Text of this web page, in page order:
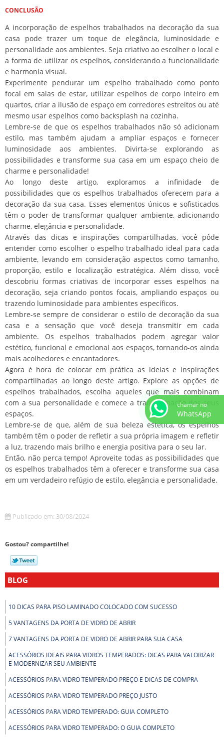
CONCLUSÃO
A incorporação de espelhos trabalhados na decoração da sua
casa pode trazer um toque de elegância, luminosidade e
personalidade aos ambientes. Seja criativo ao escolher o local e
a forma de utilizar os espelhos, considerando a funcionalidade
e harmonia visual.
Experimente pendurar um espelho trabalhado como ponto
focal em salas de estar, utilizar espelhos de corpo inteiro em
quartos, criar a ilusão de espaço em corredores estreitos ou até
mesmo usar espelhos como backsplash na cozinha.
Lembre-se de que os espelhos trabalhados não só adicionam
estilo, mas também ajudam a ampliar espaços e fornecer
luminosidade aos ambientes. Divirta-se explorando as
possibilidades e transforme sua casa em um espaço cheio de
charme e personalidade!
Ao longo deste artigo, exploramos a infinidade de
possibilidades que os espelhos trabalhados oferecem para a
decoração da sua casa. Esses elementos únicos e sofisticados
têm o poder de transformar qualquer ambiente, adicionando
charme, elegância e personalidade.
Através das dicas e inspirações compartilhadas, você pôde
entender como escolher o espelho trabalhado ideal para cada
ambiente, levando em consideração aspectos como tamanho,
proporção, estilo e localização estratégica. Além disso, você
descobriu formas criativas de incorporar esses espelhos na
decoração, seja criando pontos focais, ampliando espaços ou
trazendo luminosidade para ambientes específicos.
Lembre-se sempre de considerar o estilo de decoração da sua
casa e a sensação que você deseja transmitir em cada
ambiente. Os espelhos trabalhados podem agregar valor
estético, funcional e emocional aos espaços, tornando-os ainda
mais acolhedores e encantadores.
Agora é hora de colocar em prática as ideias e inspirações
compartilhadas ao longo deste artigo. Explore as opções de
espelhos trabalhados, escolha aqueles que mais combinam
com a sua personalidade e comece a transformação dos seus
espaços.
Lembre-se de que, além de sua beleza estética, os espelhos
também têm o poder de refletir a sua própria imagem e refletir
a luz, trazendo mais brilho e energia positiva para o seu lar.
Então, não perca tempo! Aproveite todas as possibilidades que
os espelhos trabalhados têm a oferecer e transforme sua casa
em um verdadeiro refúgio de estilo, elegância e personalidade.
Publicado em: 30/08/2024
Gostou? compartilhe!
BLOG
10 DICAS PARA PISO LAMINADO COLOCADO COM SUCESSO
5 VANTAGENS DA PORTA DE VIDRO DE ABRIR
7 VANTAGENS DA PORTA DE VIDRO DE ABRIR PARA SUA CASA
ACESSÓRIOS IDEAIS PARA VIDROS TEMPERADOS: DICAS PARA VALORIZAR
E MODERNIZAR SEU AMBIENTE
ACESSÓRIOS PARA VIDRO TEMPERADO PREÇO E DICAS DE COMPRA
ACESSÓRIOS PARA VIDRO TEMPERADO PREÇO JUSTO
ACESSÓRIOS PARA VIDRO TEMPERADO: GUIA COMPLETO
ACESSÓRIOS PARA VIDRO TEMPERADO: O GUIA COMPLETO
chamar no
WhatsApp